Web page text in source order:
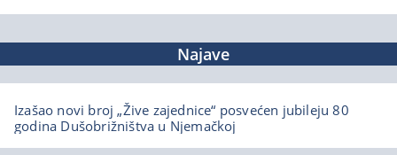
Najave
Izašao novi broj „Žive zajednice“ posvećen jubileju 80
godina Dušobrižništva u Njemačkoj